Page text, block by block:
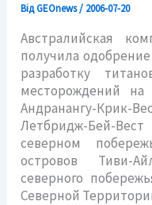
ВідGEOnews/ 2006-07-20
Австралийская
получила
разработку
месторождений на
Андранангу-Крик-
Летбридж-Бей-
северном
островов Тиви-
северного
Северной